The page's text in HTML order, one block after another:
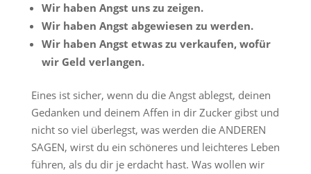
Wir haben Angst uns zu zeigen.
Wir haben Angst abgewiesen zu werden.
Wir haben Angst etwas zu verkaufen, wofür
wir Geld verlangen.
Eines ist sicher, wenn du die Angst ablegst, deinen
Gedanken und deinem Affen in dir Zucker gibst und
nicht so viel überlegst, was werden die ANDEREN
SAGEN, wirst du ein schöneres und leichteres Leben
führen, als du dir je erdacht hast. Was wollen wir